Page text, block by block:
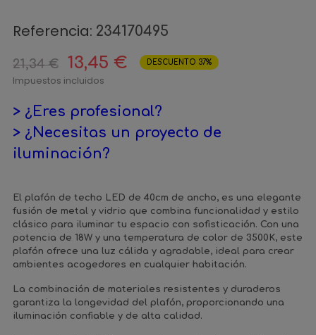
Referencia: 234170495
21,34 € 13,45 € DESCUENTO 37%
Impuestos incluidos
> ¿Eres profesional?
> ¿Necesitas un proyecto de
iluminación?
El plafón de techo LED de 40cm de ancho, es una elegante
fusión de metal y vidrio que combina funcionalidad y estilo
clásico para iluminar tu espacio con sofisticación. Con una
potencia de 18W y una temperatura de color de 3500K, este
plafón ofrece una luz cálida y agradable, ideal para crear
ambientes acogedores en cualquier habitación.
La combinación de materiales resistentes y duraderos
garantiza la longevidad del plafón, proporcionando una
iluminación confiable y de alta calidad.